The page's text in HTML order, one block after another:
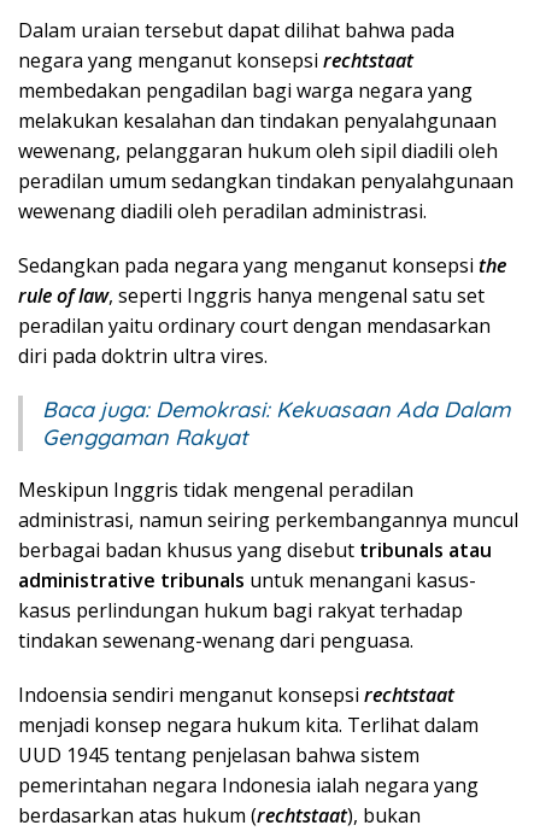
Dalam uraian tersebut dapat dilihat bahwa pada
negara yang menganut konsepsi rechtstaat
membedakan pengadilan bagi warga negara yang
melakukan kesalahan dan tindakan penyalahgunaan
wewenang, pelanggaran hukum oleh sipil diadili oleh
peradilan umum sedangkan tindakan penyalahgunaan
wewenang diadili oleh peradilan administrasi.
Sedangkan pada negara yang menganut konsepsi the
rule of law, seperti Inggris hanya mengenal satu set
peradilan yaitu ordinary court dengan mendasarkan
diri pada doktrin ultra vires.
Baca juga: Demokrasi: Kekuasaan Ada Dalam
Genggaman Rakyat
Meskipun Inggris tidak mengenal peradilan
administrasi, namun seiring perkembangannya muncul
berbagai badan khusus yang disebut tribunals atau
administrative tribunals untuk menangani kasus-
kasus perlindungan hukum bagi rakyat terhadap
tindakan sewenang-wenang dari penguasa.
Indoensia sendiri menganut konsepsi rechtstaat
menjadi konsep negara hukum kita. Terlihat dalam
UUD 1945 tentang penjelasan bahwa sistem
pemerintahan negara Indonesia ialah negara yang
berdasarkan atas hukum (rechtstaat), bukan